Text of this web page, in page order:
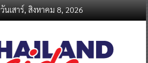
วันเสาร์, สิงหาคม 8, 2026